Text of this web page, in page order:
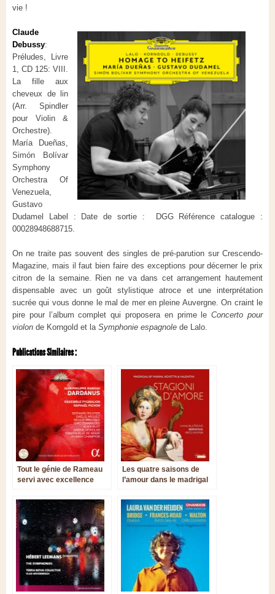
vie !
Claude
Debussy:
Préludes, Livre
1, CD 125: VIII.
La fille aux
cheveux de lin
(Arr. Spindler
pour Violin &
Orchestre).
María Dueñas,
Simón Bolívar
Symphony
Orchestra Of
Venezuela,
Gustavo
Dudamel Label : Date de sortie : DGG Référence catalogue :
00028948688715.
On ne traite pas souvent des singles de pré-parution sur Crescendo-
Magazine, mais il faut bien faire des exceptions pour décerner le prix
citron de la semaine. Rien ne va dans cet arrangement hautement
dispensable avec un goût stylistique atroce et une interprétation
sucrée qui vous donne le mal de mer en pleine Auvergne. On craint le
pire pour l’album complet qui proposera en prime leConcerto pour
violon de Korngold et la Symphonie espagnole de Lalo.
Publications Similaires :
Tout le génie de Rameau
servi avec excellence
Les quatre saisons de
l’amour dans le madrigal